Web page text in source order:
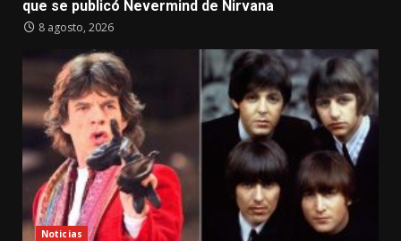
que se publicó Nevermind de Nirvana
8 agosto, 2026
Noticias